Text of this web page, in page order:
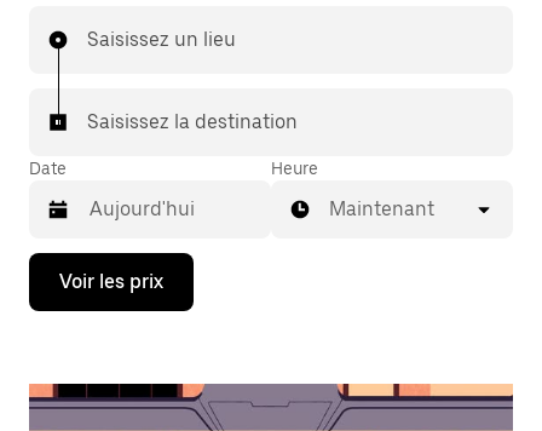
Saisissez un lieu
Saisissez la destination
Date
Appuyez
la
bas
Heure
Maintenant
Voir les prix